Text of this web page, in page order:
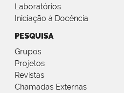
Laboratórios
Iniciação à Docência
PESQUISA
Grupos
Projetos
Revistas
Chamadas Externas